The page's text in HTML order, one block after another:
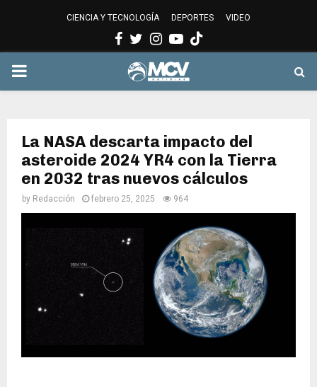
CIENCIA Y TECNOLOGÍA DEPORTES VIDEO
Facebook
Twitter
Instagram
Youtube
PRIMARY
La NASA descarta impacto del
asteroide 2024 YR4 con la Tierra
en 2032 tras nuevos cálculos
by Redacción febrero 25, 2025 964